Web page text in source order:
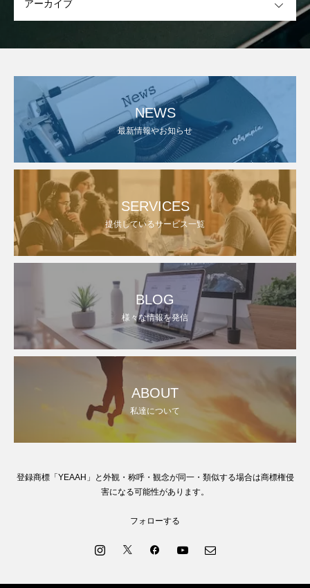
NEWS
最新情報やお知らせ
SERVICES
提供しているサービス一覧
BLOG
様々な情報を発信
ABOUT
私達について
登録商標「YEAAH」と外観・称呼・観念が同一・類似する場合は商標権侵
害になる可能性があります。
フォローする